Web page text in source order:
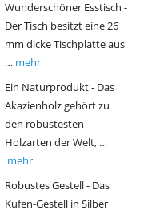
Wunderschöner Esstisch -
Der Tisch besitzt eine 26
mm dicke Tischplatte aus
… mehr
Ein Naturprodukt - Das
Akazienholz gehört zu
den robustesten
Holzarten der Welt, …
mehr
Robustes Gestell - Das
Kufen-Gestell in Silber